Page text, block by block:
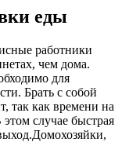
еды
работники
чем дома.
для
Брать с собой
так как времени на
случае быстрая